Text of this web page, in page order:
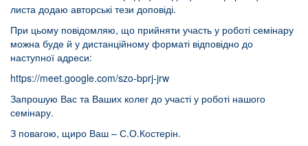
листа додаю авторські тези доповіді.
При цьому повідомляю, що прийняти участь у роботі семінару
можна буде й у дистанційному форматі відповідно до
наступної адреси:
https://meet.google.com/szo-bprj-jrw
Запрошую Вас та Ваших колег до участі у роботі нашого
семінару.
З повагою, щиро Ваш – С.О.Костерін.